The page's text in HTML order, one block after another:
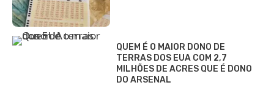
QUEM É O MAIOR DONO DE
TERRAS DOS EUA COM 2,7
MILHÕES DE ACRES QUE É DONO
DO ARSENAL